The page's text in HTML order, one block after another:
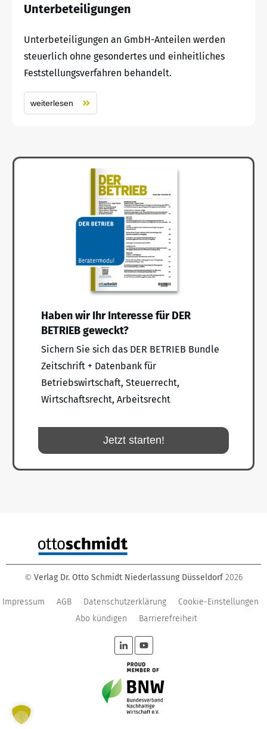
Unterbeteiligungen
Unterbeteiligungen an GmbH-Anteilen werden
steuerlich ohne gesondertes und einheitliches
Feststellungsverfahren behandelt.
weiterlesen
Haben wir Ihr Interesse für DER
BETRIEB geweckt?
Sichern Sie sich das DER BETRIEB Bundle
Zeitschrift + Datenbank für
Betriebswirtschaft, Steuerrecht,
Wirtschaftsrecht, Arbeitsrecht
Jetzt starten!
© Verlag Dr. Otto Schmidt Niederlassung Düsseldorf 2026
Impressum AGB Datenschutzerklärung
Cookie-Einstellungen
Abo kündigen
Barrierefreiheit